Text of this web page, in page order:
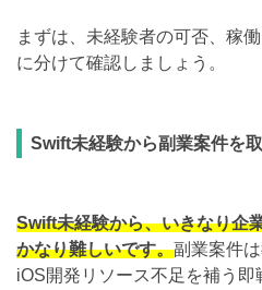
まずは、未経験者の可否、稼
に分けて確認しましょう。
Swift未経験から副業案件を
Swift未経験から、いきなり企
かなり難しいです。副業案件
iOS開発リソース不足を補う即